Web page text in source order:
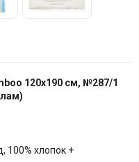
120x190 см, №287/1
)
100% хлопок +